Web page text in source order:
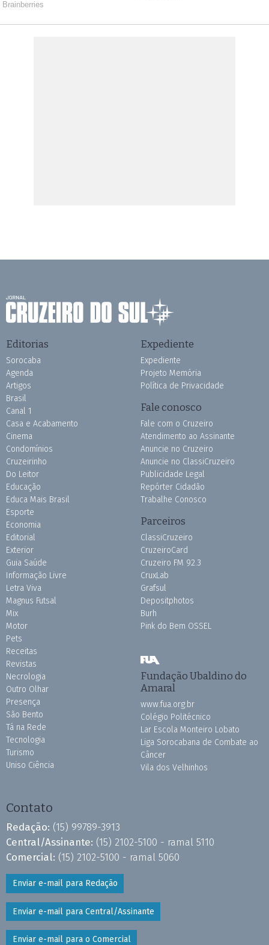
Editorias
Sorocaba
Agenda
Artigos
Brasil
Canal 1
Casa e Acabamento
Cinema
Condomínios
Cruzeirinho
Do Leitor
Educação
Educa Mais Brasil
Esporte
Economia
Editorial
Exterior
Guia Saúde
Informação Livre
Letra Viva
Magnus Futsal
Mix
Motor
Pets
Receitas
Revistas
Necrologia
Outro Olhar
Presença
São Bento
Tá na Rede
Tecnologia
Turismo
Uniso Ciência
Expediente
Expediente
Projeto Memória
Política de Privacidade
Fale conosco
Fale com o Cruzeiro
Atendimento ao Assinante
Anuncie no Cruzeiro
Anuncie no ClassiCruzeiro
Publicidade Legal
Repórter Cidadão
Trabalhe Conosco
Parceiros
ClassiCruzeiro
CruzeiroCard
Cruzeiro FM 92.3
CruxLab
Grafsul
Depositphotos
Burh
Pink do Bem OSSEL
Fundação Ubaldino do
Amaral
www.fua.org.br
Colégio Politécnico
Lar Escola Monteiro Lobato
Liga Sorocabana de Combate ao
Câncer
Vila dos Velhinhos
Contato
Redação: (15) 99789-3913
Central/Assinante: (15) 2102-5100 - ramal 5110
Comercial: (15) 2102-5100 - ramal 5060
Enviar e-mail para Redação
Enviar e-mail para Central/Assinante
Enviar e-mail para o Comercial